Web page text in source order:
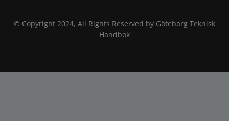
© Copyright 2024, All Rights Reserved by Göteborg Teknisk
Handbok